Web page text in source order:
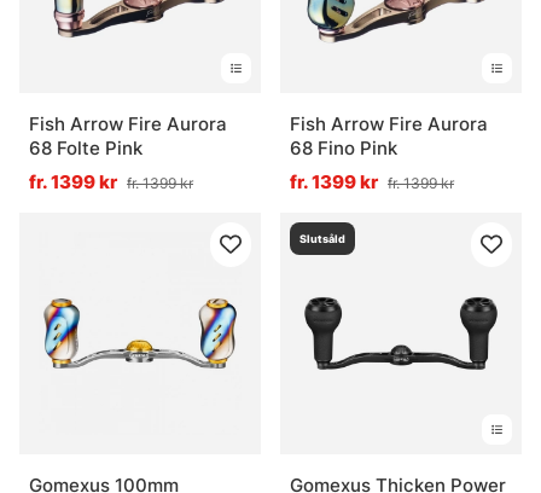
Fish Arrow Fire Aurora
68 Folte Pink
fr. 1399 kr fr. 1399 kr
Fish Arrow Fire Aurora
68 Fino Pink
fr. 1399 kr fr. 1399 kr
Gomexus 100mm
Slutsåld
Gomexus Thicken Power